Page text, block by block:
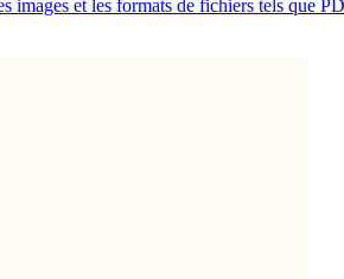
images et les formats de fichiers tels que